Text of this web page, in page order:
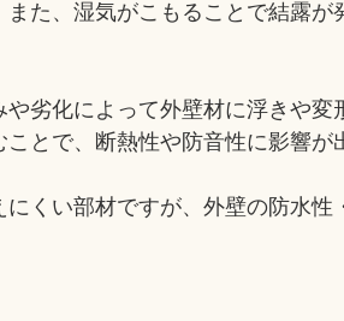
また、湿気がこもることで結露
や劣化によって外壁材に浮きや
とで、断熱性や防音性に影響が
くい部材ですが、外壁の防水